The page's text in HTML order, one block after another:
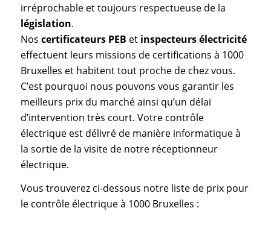
irréprochable et toujours respectueuse de la
législation.
Nos certificateurs PEB et inspecteurs électricité
effectuent leurs missions de certifications à 1000
Bruxelles et habitent tout proche de chez vous.
C’est pourquoi nous pouvons vous garantir les
meilleurs prix du marché ainsi qu’un délai
d’intervention très court. Votre contrôle
électrique est délivré de manière informatique à
la sortie de la visite de notre réceptionneur
électrique.
Vous trouverez ci-dessous notre liste de prix pour
le contrôle électrique à 1000 Bruxelles :